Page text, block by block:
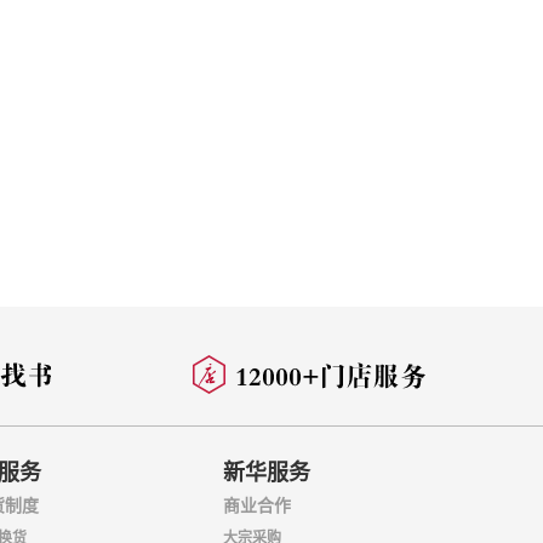
务
制度
货
新华服务
商业合作
大宗采购